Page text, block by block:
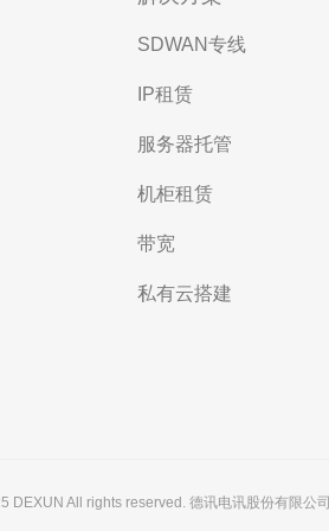
SDWAN专线
IP租赁
服务器托管
机柜租赁
带宽
私有云搭建
DEXUN All rights reserved. 德讯电讯股份有限公司